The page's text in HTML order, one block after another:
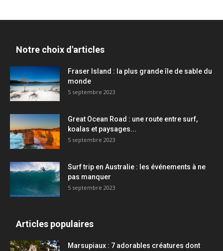
Notre choix d'articles
Fraser Island : la plus grande île de sable du
monde
5 septembre 2023
Great Ocean Road : une route entre surf,
koalas et paysages...
5 septembre 2023
Surf trip en Australie : les événements à ne
pas manquer
5 septembre 2023
Articles populaires
Marsupiaux : 7 adorables créatures dont